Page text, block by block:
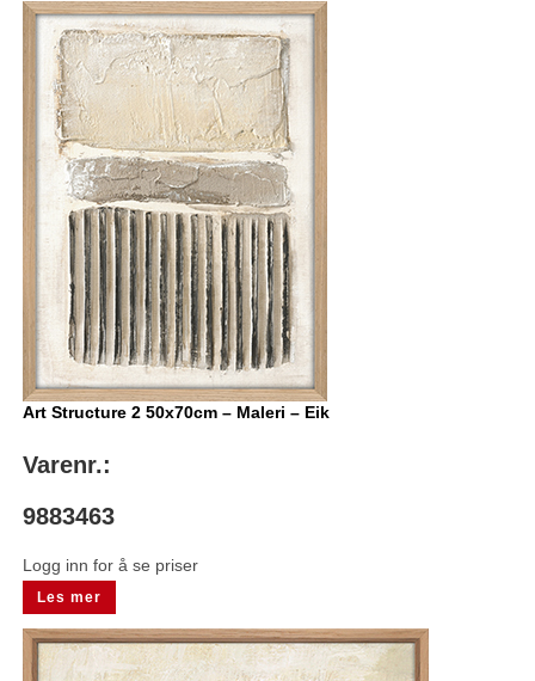
Art Structure 2 50x70cm – Maleri – Eik
Varenr.:
9883463
Logg inn for å se priser
Les mer